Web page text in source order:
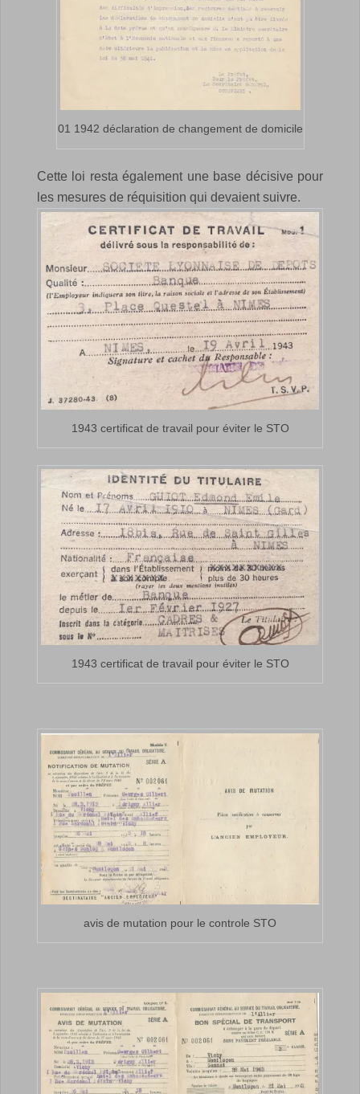
01 1942 déclaration de changement de domicile
Cette loi resta également une base décisive pour
les mesures de réquisition qui devaient suivre.
1943 certificat de travail pour éviter le STO
1943 certificat de travail pour éviter le STO
avis de mutation pour le controle STO